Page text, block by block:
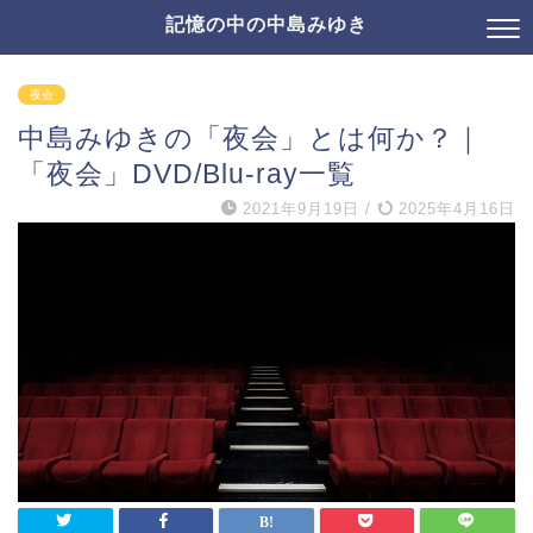
記憶の中の中島みゆき
夜会
中島みゆきの「夜会」とは何か？｜
「夜会」DVD/Blu-ray一覧
2021年9月19日 / 2025年4月16日